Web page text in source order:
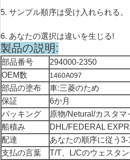
5. サンプル順序は受け入れられる。
6. あなたの選択は違いを生じる!
製品の説明:
部品番号
294000-2350
OEM数
1460A097
部品の塗布
車:三菱のため
保証
6か月
パッキング
原物/Netural/カスタマ
船積み
DHL/FEDERAL
配達
あなたの順序に従う3-
支払の言葉
T/T、L/Cのウェスタ